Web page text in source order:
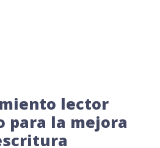
lector
para la mejora